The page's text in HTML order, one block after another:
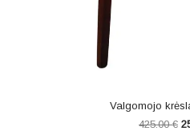
Valgomojo
425.00€